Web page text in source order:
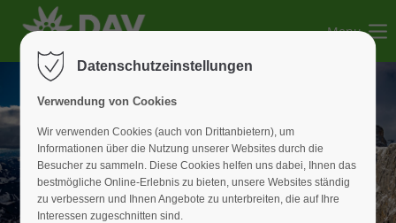
Der Eintrag "offcanvas-col2" existiert leider nicht.
Der Eintrag "offcanvas-col3" existiert leider nicht.
Der Eintrag "offcanvas-col4" existiert leider nicht.
Menu
Datenschutzeinstellungen
Verwendung von Cookies
Wir verwenden Cookies (auch von Drittanbietern), um
Informationen über die Nutzung unserer Websites durch die
Besucher zu sammeln. Diese Cookies helfen uns dabei, Ihnen das
bestmögliche Online-Erlebnis zu bieten, unsere Websites ständig
zu verbessern und Ihnen Angebote zu unterbreiten, die auf Ihre
Interessen zugeschnitten sind.